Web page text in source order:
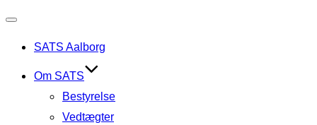
navigation
SATS Aalborg
Om SATS
Bestyrelse
Vedtægter